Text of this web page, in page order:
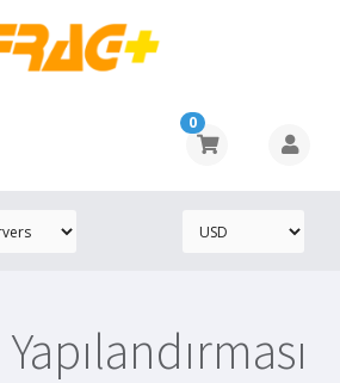
0